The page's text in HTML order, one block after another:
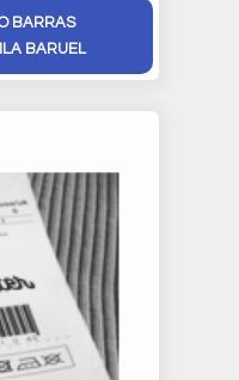
BARRAS
BARUEL